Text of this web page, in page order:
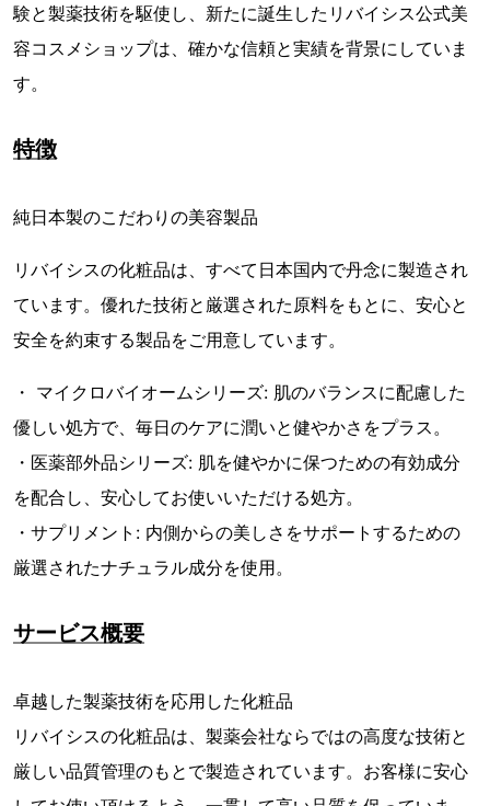
験と製薬技術を駆使し、新たに誕生したリバイシス公式美
容コスメショップは、確かな信頼と実績を背景にしていま
す。
特徴
純日本製のこだわりの美容製品
リバイシスの化粧品は、すべて日本国内で丹念に製造され
ています。優れた技術と厳選された原料をもとに、安心と
安全を約束する製品をご用意しています。
・ マイクロバイオームシリーズ: 肌のバランスに配慮した
優しい処方で、毎日のケアに潤いと健やかさをプラス。
・医薬部外品シリーズ: 肌を健やかに保つための有効成分
を配合し、安心してお使いいただける処方。
・サプリメント: 内側からの美しさをサポートするための
厳選されたナチュラル成分を使用。
サービス概要
卓越した製薬技術を応用した化粧品
リバイシスの化粧品は、製薬会社ならではの高度な技術と
厳しい品質管理のもとで製造されています。お客様に安心